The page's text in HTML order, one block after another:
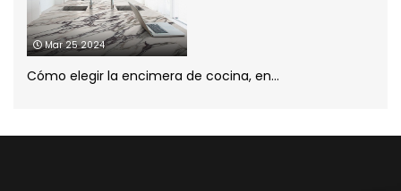
Mar 25 2024
Cómo elegir la encimera de cocina, en...